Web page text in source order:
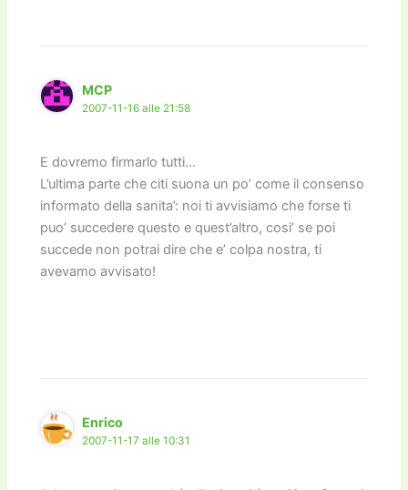
MCP
2007-11-16 alle 21:58
E dovremo firmarlo tutti…
L’ultima parte che citi suona un po’ come il consenso
informato della sanita’: noi ti avvisiamo che forse ti
puo’ succedere questo e quest’altro, cosi’ se poi
succede non potrai dire che e’ colpa nostra, ti
avevamo avvisato!
Enrico
2007-11-17 alle 10:31